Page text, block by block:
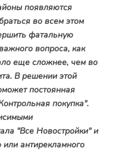
появляются
во всем этом
фатальную
вопроса, как
еще сложнее, чем во
В решении этой
постоянная
покупка".
"Все Новостройки" и
антирекламного